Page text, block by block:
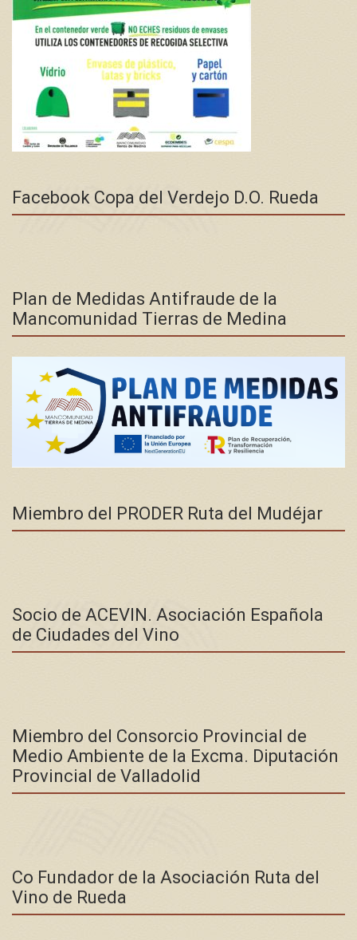
Facebook Copa del Verdejo D.O. Rueda
Plan de Medidas Antifraude de la
Mancomunidad Tierras de Medina
Miembro del PRODER Ruta del Mudéjar
Socio de ACEVIN. Asociación Española
de Ciudades del Vino
Miembro del Consorcio Provincial de
Medio Ambiente de la Excma. Diputación
Provincial de Valladolid
Co Fundador de la Asociación Ruta del
Vino de Rueda